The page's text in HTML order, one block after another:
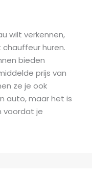
wilt verkennen,
huren.
bieden
prijs van
ze je ook
auto, maar het is
voordat je